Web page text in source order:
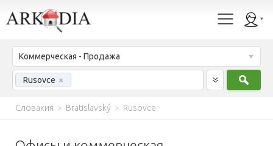
Коммерческая - Продажа
Rusovce ×
Словакия > Bratislavský > Rusovce